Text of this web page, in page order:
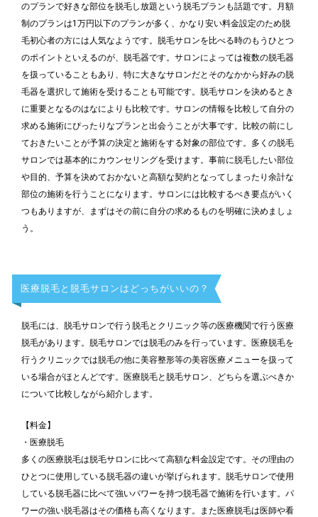
のプランで好きな部位を脱毛し放題という脱毛プランも話題です。月額
制のプランは1万円以下のプランが多く、かなり安い料金設定のため脱
毛初心者の方には人気なようです。脱毛サロンを比べる時のもうひとつ
のポイントといえるのが、脱毛器です。サロンによっては複数の脱毛器
を扱っていることもあり、特に大きなサロンだとそのなかから好みの脱
毛器を選択して施術を受けることも可能です。脱毛サロンを決めるとき
に重要となるのはなによりも比較です。サロンの情報を比較して自分の
求める施術にぴったりなプランと出会うことが大事です。比較の前にし
ておきたいことが予算の決定と施術をする対象の部位です。多くの脱毛
サロンでは基本的にカウンセリングを受けます。事前に脱毛したい部位
や目的、予算を決めておかないと高額な契約となってしまったり余計な
部位の施術を行うことになります。サロンには比較するべき要点がいく
つもありますが、まずはその前に自分の求めるものを明確に決めましょ
う。
医療脱毛と脱毛サロンはどっちがいいの？
脱毛には、脱毛サロンで行う脱毛とクリニック等の医療機関で行う医療
脱毛があります。脱毛サロンでは脱毛のみを行っています。医療脱毛を
行うクリニックでは脱毛の他に美容整形等の美容医療メニューを扱って
いる場合がほとんどです。医療脱毛と脱毛サロン、どちらを選ぶべきか
について比較しながら紹介します。
【料金】
・医療脱毛
多くの医療脱毛は脱毛サロンに比べて高額な料金設定です。その理由の
ひとつに使用している脱毛器の違いが挙げられます。脱毛サロンで使用
している脱毛器に比べて強いパワーを持つ脱毛器で施術を行います。パ
ワーの強い脱毛器はその価格も高くなります。また医療脱毛は医師や看